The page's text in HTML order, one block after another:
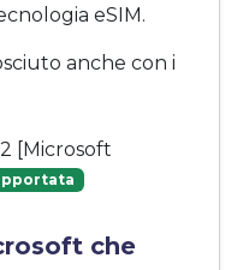
eSIM.
anche con i
[Microsoft
che